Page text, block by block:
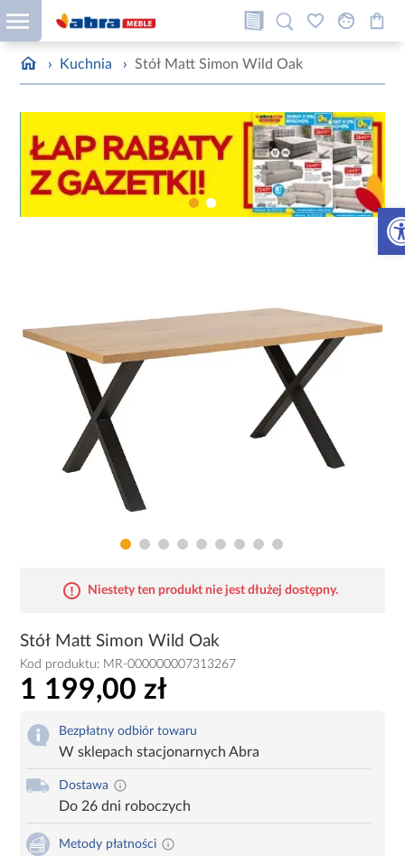
› Kuchnia › Stół Matt Simon Wild Oak
Niestety ten produkt nie jest dłużej dostępny.
Stół Matt Simon Wild Oak
Kod produktu: MR-000000007313267
1 199,00 zł
Bezpłatny odbiór towaru
W sklepach stacjonarnych Abra
Dostawa
Do 26 dni roboczych
Metody płatności